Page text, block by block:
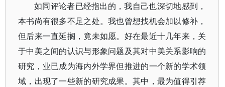
如同评论者已经指出的，我自己也深切地感到，
本书尚有很多不足之处。我也曾想找机会加以修补，
但后来一直延搁，竟未如愿。好在最近十几年来，关
于中美之间的认识与形象问题及其对中美关系影响的
研究，业已成为海内外学界但推进的一个新的学术领
域，出现了一些新的研究成果。其中，最为值得引荐